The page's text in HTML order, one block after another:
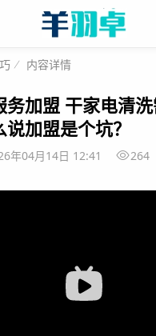
内容详情
务加盟 干家电清
加盟是个坑？
年04月14日 12:41 264